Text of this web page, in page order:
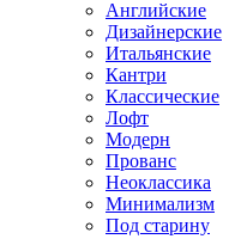
Английские
Дизайнерские
Итальянские
Кантри
Классические
Лофт
Модерн
Прованс
Неоклассика
Минимализм
Под старину